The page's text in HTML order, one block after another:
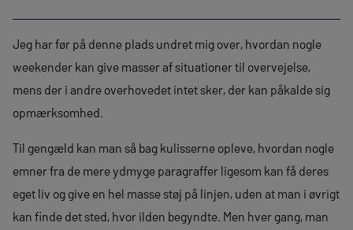
Jeg har før på denne plads undret mig over, hvordan nogle
weekender kan give masser af situationer til overvejelse,
mens der i andre overhovedet intet sker, der kan påkalde sig
opmærksomhed.
Til gengæld kan man så bag kulisserne opleve, hvordan nogle
emner fra de mere ydmyge paragraffer ligesom kan få deres
eget liv og give en hel masse støj på linjen, uden at man i øvrigt
kan finde det sted, hvor ilden begyndte. Men hver gang, man